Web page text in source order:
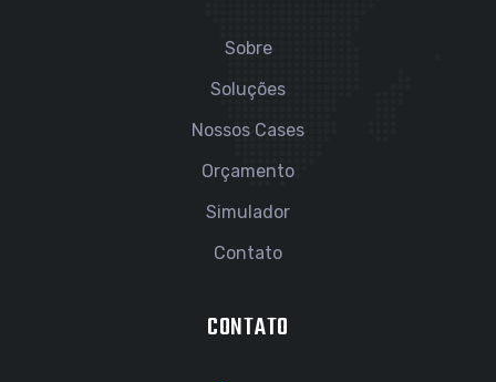
Sobre
Soluções
Nossos Cases
Orçamento
Simulador
Contato
CONTATO